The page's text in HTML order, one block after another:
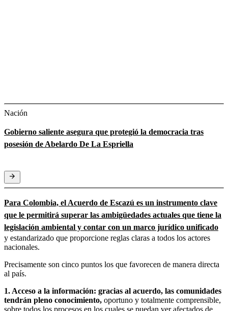
Nación
Gobierno saliente asegura que protegió la democracia tras
posesión de Abelardo De La Espriella
Para Colombia, el Acuerdo de Escazú es un instrumento clave
que le permitirá superar las ambigüedades actuales que tiene la
legislación ambiental y contar con un marco jurídico unificado
y estandarizado que proporcione reglas claras a todos los actores
nacionales.
Precisamente son cinco puntos los que favorecen de manera directa
al país.
1. Acceso a la información: gracias al acuerdo, las comunidades
tendrán pleno conocimiento, oportuno y totalmente comprensible,
sobre todos los procesos en los cuales se puedan ver afectados de